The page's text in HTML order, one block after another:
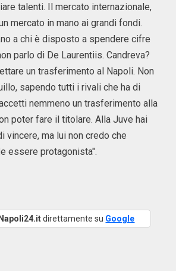
talenti. Il mercato internazionale,
mercato in mano ai grandi fondi.
a chi è disposto a spendere cifre
parlo di De Laurentiis. Candreva?
un trasferimento al Napoli. Non
sapendo tutti i rivali che ha di
nemmeno un trasferimento alla
poter fare il titolare. Alla Juve hai
vincere, ma lui non credo che
essere protagonista".
direttamente su Google